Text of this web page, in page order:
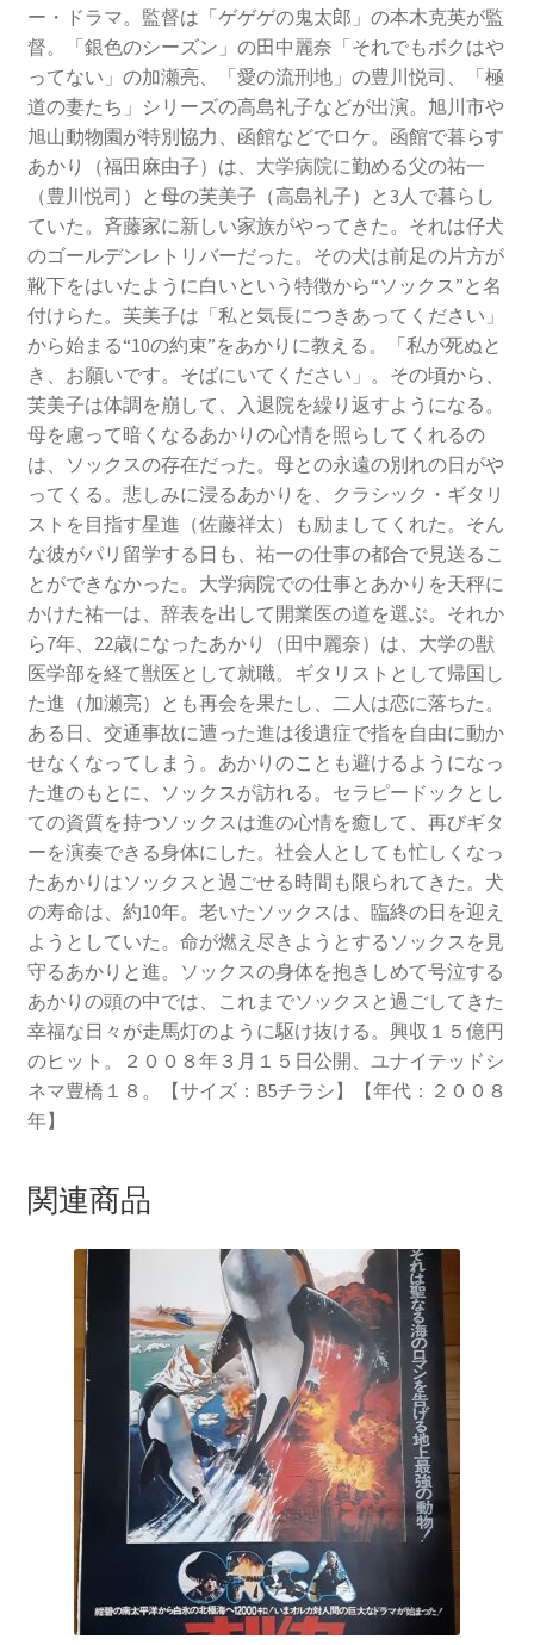
ー・ドラマ。監督は「ゲゲゲの鬼太郎」の本木克英が監
督。「銀色のシーズン」の田中麗奈「それでもボクはや
ってない」の加瀬亮、「愛の流刑地」の豊川悦司、「極
道の妻たち」シリーズの高島礼子などが出演。旭川市や
旭山動物園が特別協力、函館などでロケ。函館で暮らす
あかり（福田麻由子）は、大学病院に勤める父の祐一
（豊川悦司）と母の芙美子（高島礼子）と3人で暮らし
ていた。斉藤家に新しい家族がやってきた。それは仔犬
のゴールデンレトリバーだった。その犬は前足の片方が
靴下をはいたように白いという特徴から“ソックス”と名
付けらた。芙美子は「私と気長につきあってください」
から始まる“10の約束”をあかりに教える。「私が死ぬと
き、お願いです。そばにいてください」。その頃から、
芙美子は体調を崩して、入退院を繰り返すようになる。
母を慮って暗くなるあかりの心情を照らしてくれるの
は、ソックスの存在だった。母との永遠の別れの日がや
ってくる。悲しみに浸るあかりを、クラシック・ギタリ
ストを目指す星進（佐藤祥太）も励ましてくれた。そん
な彼がパリ留学する日も、祐一の仕事の都合で見送るこ
とができなかった。大学病院での仕事とあかりを天秤に
かけた祐一は、辞表を出して開業医の道を選ぶ。それか
ら7年、22歳になったあかり（田中麗奈）は、大学の獣
医学部を経て獣医として就職。ギタリストとして帰国し
た進（加瀬亮）とも再会を果たし、二人は恋に落ちた。
ある日、交通事故に遭った進は後遺症で指を自由に動か
せなくなってしまう。あかりのことも避けるようになっ
た進のもとに、ソックスが訪れる。セラピードックとし
ての資質を持つソックスは進の心情を癒して、再びギタ
ーを演奏できる身体にした。社会人としても忙しくなっ
たあかりはソックスと過ごせる時間も限られてきた。犬
の寿命は、約10年。老いたソックスは、臨終の日を迎え
ようとしていた。命が燃え尽きようとするソックスを見
守るあかりと進。ソックスの身体を抱きしめて号泣する
あかりの頭の中では、これまでソックスと過ごしてきた
幸福な日々が走馬灯のように駆け抜ける。興収１５億円
のヒット。２００８年３月１５日公開、ユナイテッドシ
ネマ豊橋１８。【サイズ：B5チラシ】【年代：２００８
年】
関連商品